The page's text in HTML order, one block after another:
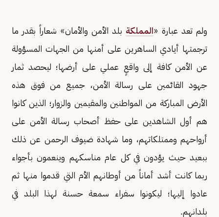
ولم تعد عبارة «المملكة بلد الأمن والأمان» شعاراً بقدر ما
ترجمتها أيادي الساهرين على أمنها من الجهات المسؤولة
عن الأمن كافة إلى واقعٍ عملي على أرضها؛ ليحصد ثمار
جهود القائمين على رسالة الأمن، جميع من فوق هذه
الأرض المباركة من المواطنين والمقيمين والزوار؛ الذين كانوا
هم أول الشاهدين على حفظ أصحاب رسالة الأمن على
أرواحهم وممتلكاتهم، وما شهادة ضيوف الرحمن عن ذلك
ببعيد حيث يؤدون في كل عام مناسكهم وينعمون بأجواء
ربما كانت أشد أماناً من أوطانهم الأم التي قدموا منها ثم
عادوا إليها؛ ليكونوا سفراء سمعة حسنة لهذا البلد في
بلدانهم.